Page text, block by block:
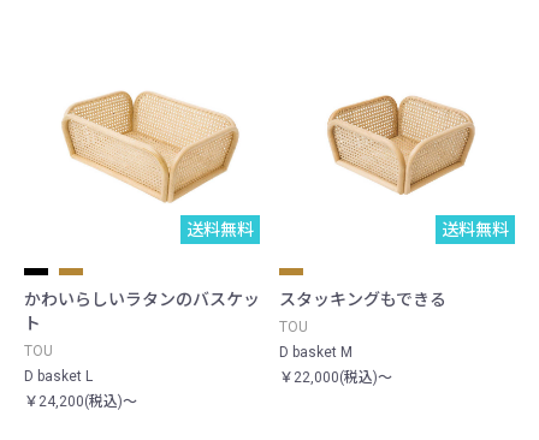
送料無料
かわいらしいラタンのバスケッ
ト
TOU
D basket L
￥24,200(税込)～
送料無料
スタッキングもできる
TOU
D basket M
￥22,000(税込)～